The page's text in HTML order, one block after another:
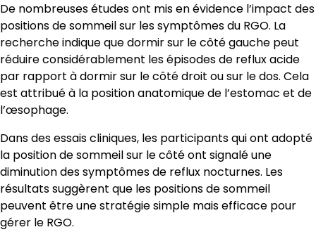
De nombreuses études ont mis en évidence l’impact des
positions de sommeil sur les symptômes du RGO. La
recherche indique que dormir sur le côté gauche peut
réduire considérablement les épisodes de reflux acide
par rapport à dormir sur le côté droit ou sur le dos. Cela
est attribué à la position anatomique de l’estomac et de
l’œsophage.
Dans des essais cliniques, les participants qui ont adopté
la position de sommeil sur le côté ont signalé une
diminution des symptômes de reflux nocturnes. Les
résultats suggèrent que les positions de sommeil
peuvent être une stratégie simple mais efficace pour
gérer le RGO.